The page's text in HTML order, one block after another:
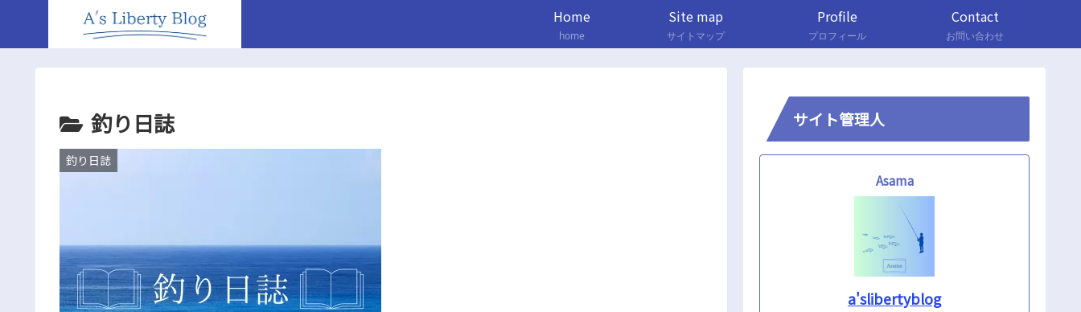
Home
home
Site map
サイトマップ
Profile
プロフィール
Contact
お問い合わせ
釣り日誌
釣り日誌
サイト管理人
Asama
a'slibertyblog